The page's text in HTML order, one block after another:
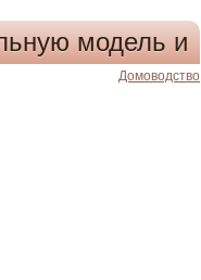
модель и
Домоводство